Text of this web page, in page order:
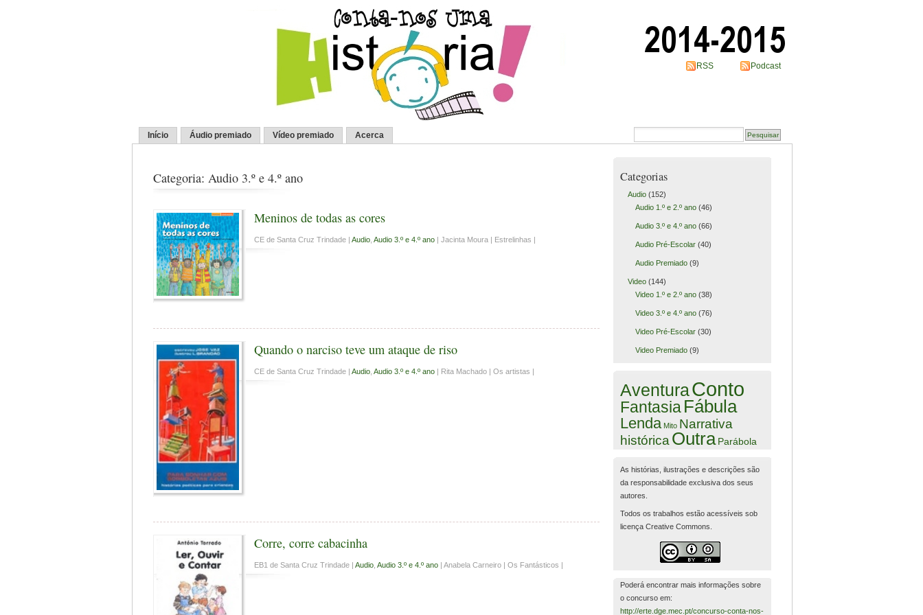
RSS Podcast
Início Áudio premiado Vídeo premiado Acerca
Categoria: Audio 3.º e 4.º ano
Meninos de todas as cores
CE de Santa Cruz Trindade |Audio,Audio 3.º e 4.º ano | Jacinta Moura | Estrelinhas |
Quando o narciso teve um ataque de riso
CE de Santa Cruz Trindade |Audio ,Audio 3.º e 4.º ano | Rita Machado | Os artistas |
Corre, corre cabacinha
EB1 de Santa Cruz Trindade |Audio,Audio 3.º e 4.º ano | Anabela Carneiro | Os Fantásticos |
Categorias
Audio(152)
Audio 1.º e 2.º ano(46)
Audio 3.º e 4.º ano(66)
Audio Pré-Escolar(40)
Audio Premiado(9)
Video(144)
Video 1.º e 2.º ano(38)
Video 3.º e 4.º ano(76)
Video Pré-Escolar(30)
Video Premiado(9)
AventuraConto
FantasiaFábula
Lenda Mito Narrativa
históricaOutra Parábola
As histórias, ilustrações e descrições são
da responsabilidade exclusiva dos seus
autores.
Todos os trabalhos estão acessíveis sob
licença Creative Commons.
Poderá encontrar mais informações sobre
o concurso em:
http://erte.dge.mec.pt/concurso-conta-nos-